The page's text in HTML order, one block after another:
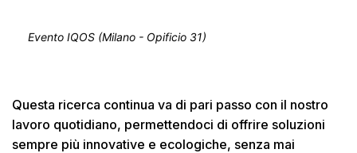
Evento IQOS (Milano - Opificio 31)
Questa ricerca continua va di pari passo con il nostro
lavoro quotidiano, permettendoci di offrire soluzioni
sempre più innovative e ecologiche, senza mai